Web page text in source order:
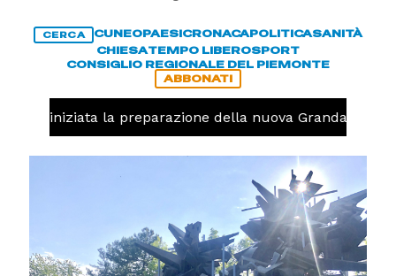
CERCA CUNEOPAESICRONACAPOLITICASANITÀ
CHIESATEMPO LIBEROSPORT
CONSIGLIO REGIONALE DEL PIEMONTE
ABBONATI
iniziata la preparazione della nuova Granda Volley